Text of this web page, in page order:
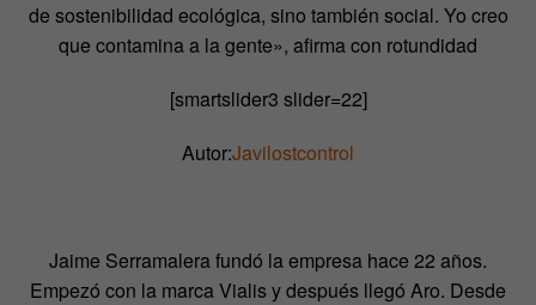
de sostenibilidad ecológica, sino también social. Yo creo
que contamina a la gente», afirma con rotundidad
[smartslider3 slider=22]
Autor:Javilostcontrol
Jaime Serramalera fundó la empresa hace 22 años.
Empezó con la marca Vialis y después llegó Aro. Desde